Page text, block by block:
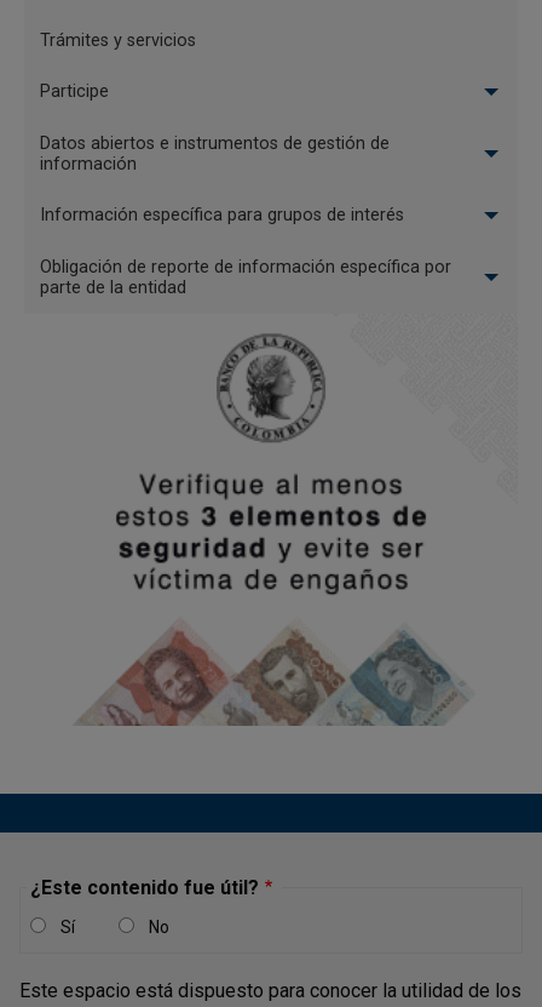
Trámites y servicios
Participe
Datos abiertos e instrumentos de gestión de
información
Información específica para grupos de interés
Obligación de reporte de información específica por
parte de la entidad
¿Este contenido fue útil?
Sí No
Este espacio está dispuesto para conocer la utilidad de los